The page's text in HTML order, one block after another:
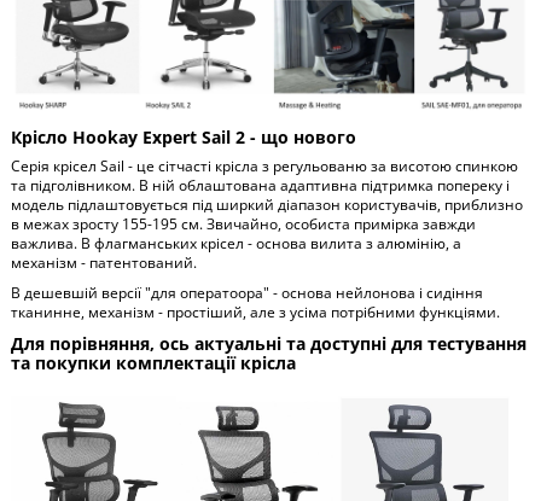
Крісло Hookay Expert Sail 2 - що нового
Серія крісел Sail - це сітчасті крісла з регульованю за висотою спинкою
та підголівником. В ній облаштована адаптивна підтримка попереку і
модель підлаштовується під ширкий діапазон користувачів, приблизно
в межах зросту 155-195 см. Звичайно, особиста примірка завжди
важлива. В флагманських крісел - основа вилита з алюмінію, а
механізм - патентований.
В дешевшій версії "для оператоора" - основа нейлонова і сидіння
тканинне, механізм - простіший, але з усіма потрібними функціями.
Для порівняння, ось актуальні та доступні для тестування
та покупки комплектації крісла